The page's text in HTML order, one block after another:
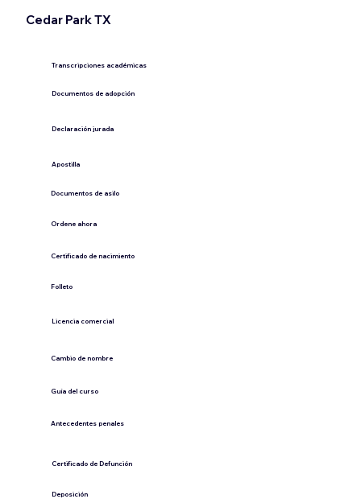
Transcripciones académicas
Documentos de adopción
Declaración jurada
​Apostilla
Documentos de asilo
Ordene ahora
Certificado de nacimiento
Folleto
​Licencia comercial
Cambio de nombre
Guía del curso
Antecedentes penales
​Certificado de Defunción
​Deposición
Cedar Park TX